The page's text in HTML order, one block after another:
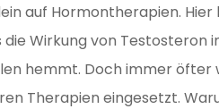
auf Hormontherapien.
die Wirkung von Testosteron
hemmt. Doch immer öfter
Therapien eingesetzt.